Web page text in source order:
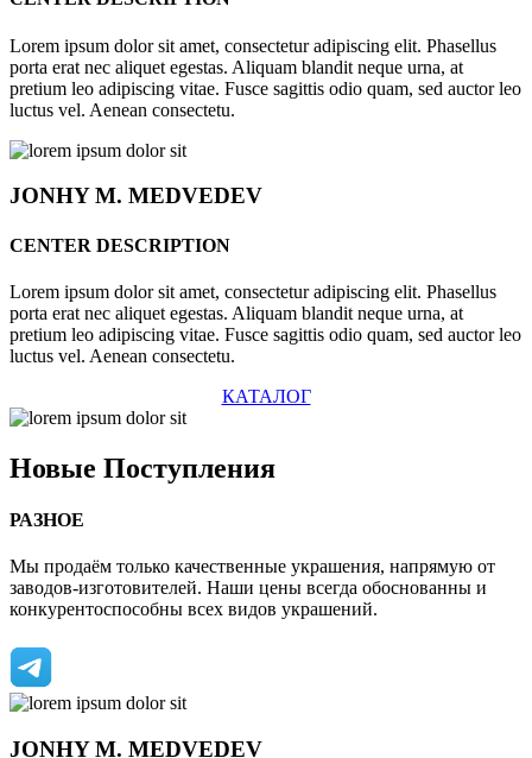
Lorem ipsum dolor sit amet, consectetur adipiscing elit. Phasellus
porta erat nec aliquet egestas. Aliquam blandit neque urna, at
pretium leo adipiscing vitae. Fusce sagittis odio quam, sed auctor leo
luctus vel. Aenean consectetu.
JONHYM. MEDVEDEV
CENTER DESCRIPTION
Lorem ipsum dolor sit amet, consectetur adipiscing elit. Phasellus
porta erat nec aliquet egestas. Aliquam blandit neque urna, at
pretium leo adipiscing vitae. Fusce sagittis odio quam, sed auctor leo
luctus vel. Aenean consectetu.
КАТАЛОГ
Новые Поступления
РАЗНОЕ
Мы продаём только качественные украшения, напрямую от
заводов-изготовителей. Наши цены всегда обоснованны и
конкурентоспособны всех видов украшений.
JONHYM. MEDVEDEV